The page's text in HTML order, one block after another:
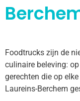
Foodtrucks zijn de
culinaire beleving:
gerechten die op
Laureins-Berchem